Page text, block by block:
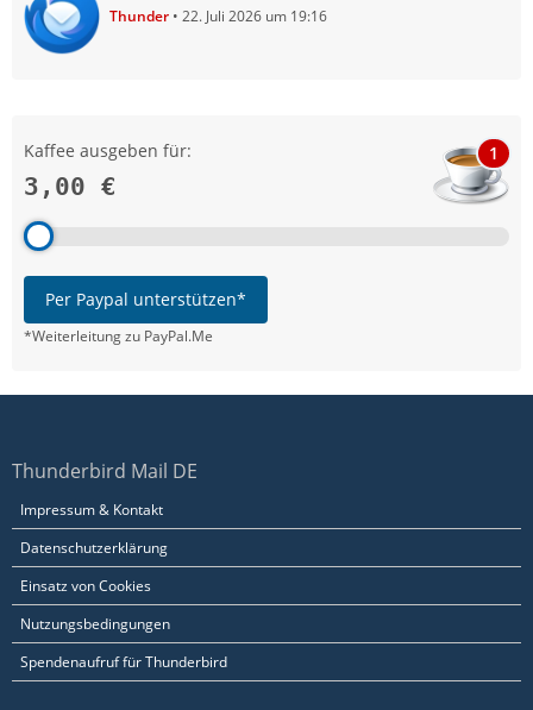
Thunder 22. Juli 2026 um 19:16
Kaffee ausgeben für:
3,00 €
1
Per Paypal unterstützen*
*Weiterleitung zu PayPal.Me
Thunderbird Mail DE
Impressum & Kontakt
Datenschutzerklärung
Einsatz von Cookies
Nutzungsbedingungen
Spendenaufruf für Thunderbird